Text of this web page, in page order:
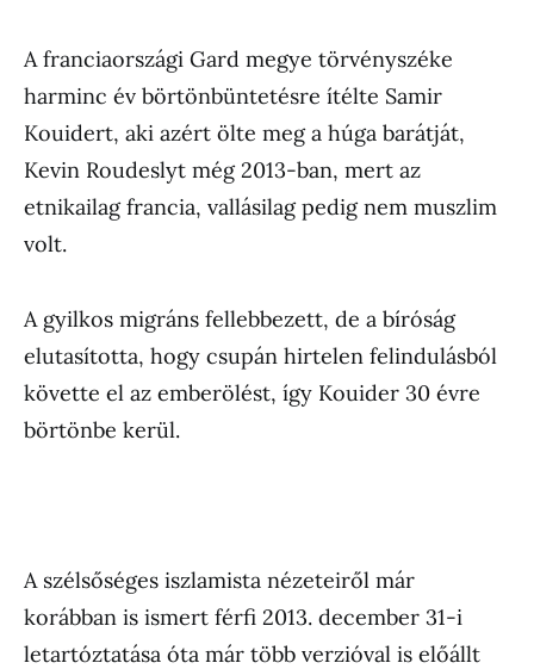
A franciaországi Gard megye törvényszéke
harminc év börtönbüntetésre ítélte Samir
Kouidert, aki azért ölte meg a húga barátját,
Kevin Roudeslyt még 2013-ban, mert az
etnikailag francia, vallásilag pedig nem muszlim
volt.
A gyilkos migráns fellebbezett, de a bíróság
elutasította, hogy csupán hirtelen felindulásból
követte el az emberölést, így Kouider 30 évre
börtönbe kerül.
A szélsőséges iszlamista nézeteiről már
korábban is ismert férfi 2013. december 31-i
letartóztatása óta már több verzióval is előállt